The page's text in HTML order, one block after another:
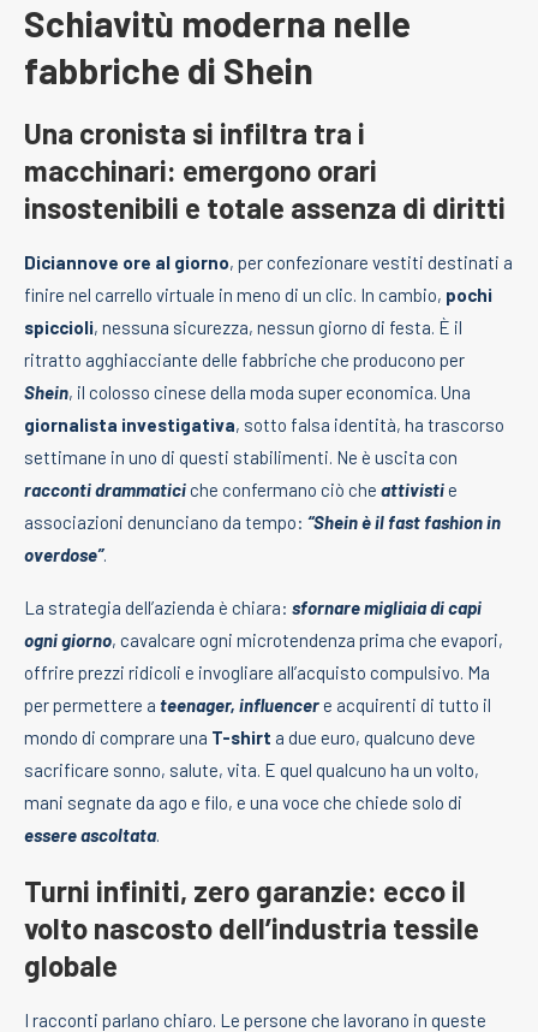
Schiavitù moderna nelle
fabbriche di Shein
Una cronista si infiltra tra i
macchinari: emergono orari
insostenibili e totale assenza di diritti
Diciannove ore al giorno, per confezionare vestiti destinati a
finire nel carrello virtuale in meno di un clic. In cambio, pochi
spiccioli, nessuna sicurezza, nessun giorno di festa. È il
ritratto agghiacciante delle fabbriche che producono per
Shein, il colosso cinese della moda super economica. Una
giornalista investigativa, sotto falsa identità, ha trascorso
settimane in uno di questi stabilimenti. Ne è uscita con
racconti drammaticiche confermano ciò che attivistie
associazioni denunciano da tempo: “Shein è il fast fashion in
overdose”.
La strategia dell’azienda è chiara: sfornare migliaia di capi
ogni giorno, cavalcare ogni microtendenza prima che evapori,
offrire prezzi ridicoli e invogliare all’acquisto compulsivo. Ma
per permettere a teenager, influencere acquirenti di tutto il
mondo di comprare una T-shirt a due euro, qualcuno deve
sacrificare sonno, salute, vita. E quel qualcuno ha un volto,
mani segnate da ago e filo, e una voce che chiede solo di
essere ascoltata.
Turni infiniti, zero garanzie: ecco il
volto nascosto dell’industria tessile
globale
I racconti parlano chiaro. Le persone che lavorano in queste